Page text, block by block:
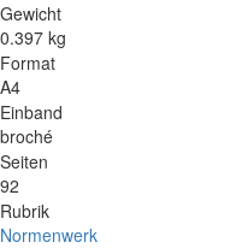
Gewicht
0.397 kg
Format
A4
Einband
broché
Seiten
92
Rubrik
Normenwerk